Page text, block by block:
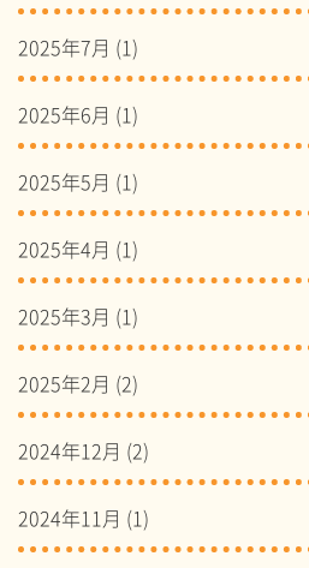
2025年7月 (1)
2025年6月 (1)
2025年5月 (1)
2025年4月 (1)
2025年3月 (1)
2025年2月 (2)
2024年12月 (2)
2024年11月 (1)